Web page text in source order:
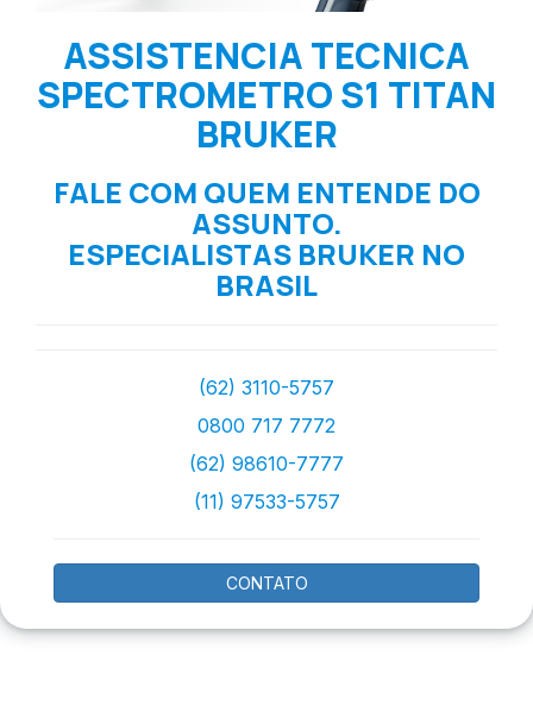
ASSISTENCIA TECNICA
SPECTROMETRO S1 TITAN
BRUKER
FALE COM QUEM ENTENDE DO
ASSUNTO.
ESPECIALISTAS BRUKER NO
BRASIL
(62) 3110-5757
0800 717 7772
(62) 98610-7777
(11) 97533-5757
CONTATO